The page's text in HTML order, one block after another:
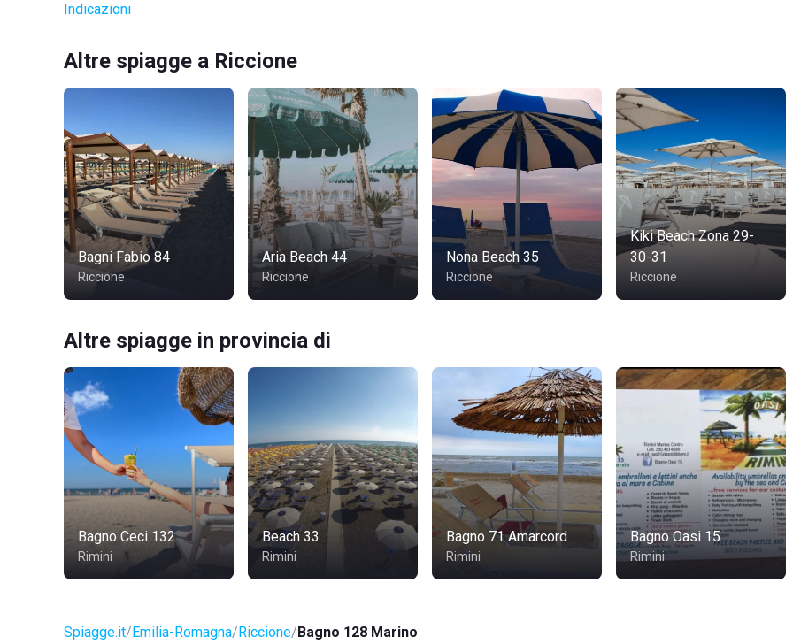
Indicazioni
Altre spiagge a Riccione
Bagni Fabio 84
Riccione
Aria Beach 44
Riccione
Nona Beach 35
Riccione
Kiki Beach Zona 29-
30-31
Riccione
Altre spiagge in provincia di
Bagno Ceci 132
Rimini
Beach 33
Rimini
Bagno 71 Amarcord
Rimini
Bagno Oasi 15
Rimini
Spiagge.it Emilia-Romagna Riccione Bagno 128 Marino